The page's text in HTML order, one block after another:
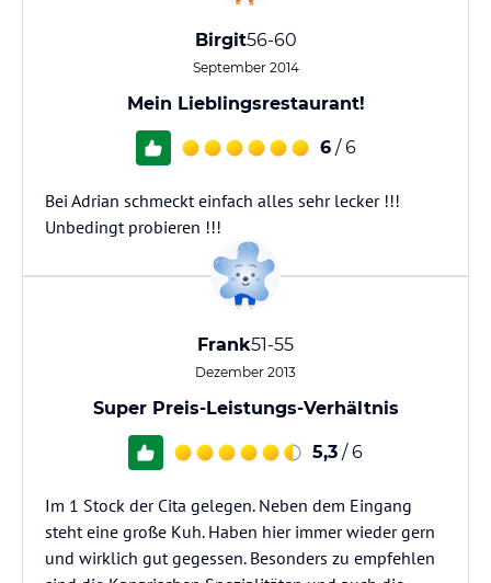
Birgit56-60
September 2014
Mein Lieblingsrestaurant!
6 / 6
Bei Adrian schmeckt einfach alles sehr lecker !!!
Unbedingt probieren !!!
Frank51-55
Dezember 2013
Super Preis-Leistungs-Verhältnis
5,3 / 6
Im 1 Stock der Cita gelegen. Neben dem Eingang
steht eine große Kuh. Haben hier immer wieder gern
und wirklich gut gegessen. Besonders zu empfehlen